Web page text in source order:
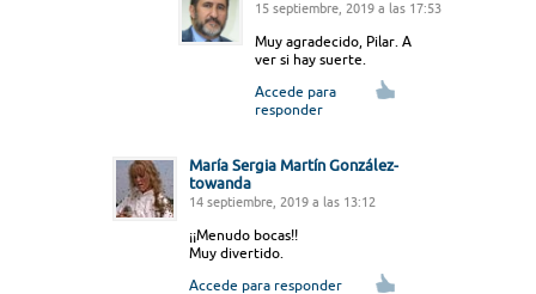
15 septiembre, 2019 a las 17:53
Muy agradecido, Pilar. A
ver si hay suerte.
Accede para
responder
María Sergia Martín González-
towanda
14 septiembre, 2019 a las 13:12
¡¡Menudo bocas!!
Muy divertido.
Accede para responder